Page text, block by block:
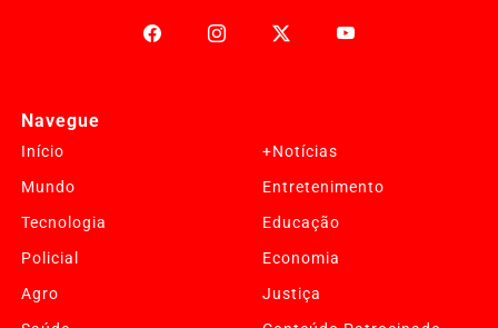
Navegue
Início
+Notícias
Mundo
Entretenimento
Tecnologia
Educação
Policial
Economia
Agro
Justiça